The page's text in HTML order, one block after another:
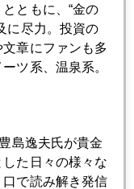
ややか
ともに、“金の
に尽力。投資の
章にファンも多
ツ系、温泉系。
島逸夫氏が貴金
た日々の様々な
で読み解き発信